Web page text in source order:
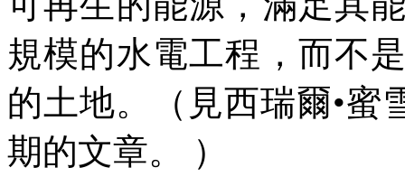
規模的水電工程，而不
的土地。（見西瑞爾•蜜
期的文章。 ）